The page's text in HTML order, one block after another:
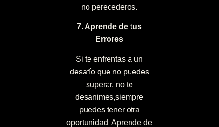
no perecederos.
7. Aprende de tus
Errores
Si te enfrentas a un
desafío que no puedes
superar, no te
desanimes,siempre
puedes tener otra
oportunidad. Aprende de